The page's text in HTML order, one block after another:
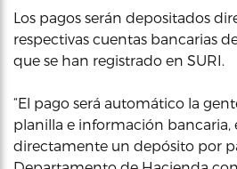
Los pagos serán depositados
respectivas cuentas bancarias
que se han registrado en SURI.
“El pago será automático la
planilla e información bancaria,
directamente un depósito por